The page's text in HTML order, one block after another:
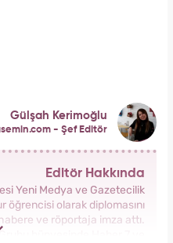
Gülşah Kerimoğlu
- Şef Editör
Editör Hakkında
Yeni Medya ve Gazetecilik
öğrencisi olarak diplomasını
ve röportaja imza attı.
bünyesinde Haber 7 ve